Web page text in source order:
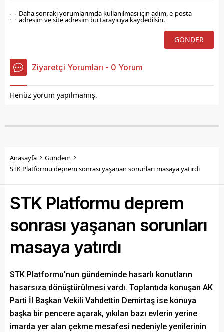
üretimlerimiz...
Daha sonraki yorumlarımda kullanılması için adım, e-posta
adresim ve site adresim bu tarayıcıya kaydedilsin.
Ziyaretçi Yorumları - 0 Yorum
Henüz yorum yapılmamış.
Anasayfa
Gündem
STK Platformu deprem sonrası yaşanan sorunları masaya yatırdı
STK Platformu deprem
sonrası yaşanan sorunları
masaya yatırdı
STK Platformu’nun gündeminde hasarlı konutların
hasarsıza dönüştürülmesi vardı. Toplantıda konuşan AK
Parti İl Başkan Vekili Vahdettin Demirtaş ise konuya
başka bir pencere açarak, yıkılan bazı evlerin yerine
imarda yer alan çekme mesafesi nedeniyle yenilerinin